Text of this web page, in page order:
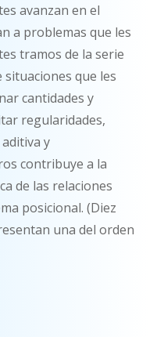
avanzan en el
a problemas que les
tramos de la serie
situaciones que les
cantidades y
regularidades,
y
contribuye a la
de las relaciones
posicional. (Diez
una del orden